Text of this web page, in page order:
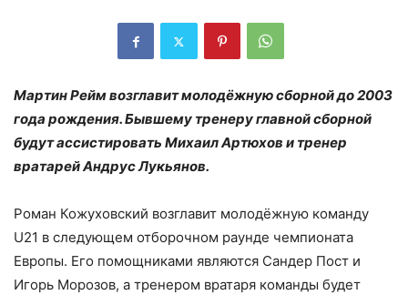
Мартин Рейм возглавит молодёжную сборной до 2003
года рождения. Бывшему тренеру главной сборной
будут ассистировать Михаил Артюхов и тренер
вратарей Андрус Лукьянов.
Роман Кожуховский возглавит молодёжную команду
U21 в следующем отборочном раунде чемпионата
Европы. Его помощниками являются Сандер Пост и
Игорь Морозов, а тренером вратаря команды будет